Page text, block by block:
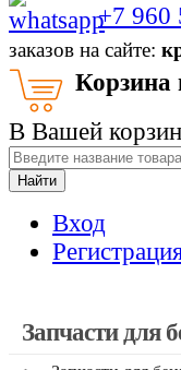
+7 960
заказов на сайте:
Корзина
В Вашей
Найти
Вход
Запчасти для